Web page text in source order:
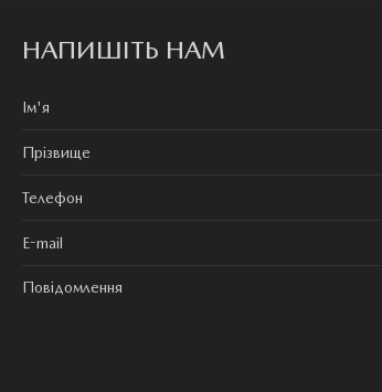
НАПИШІТЬ НАМ